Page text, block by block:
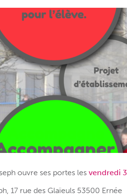
ouvre ses portes les vendredi 3
17 rue des Glaïeuls 53500 Ernée